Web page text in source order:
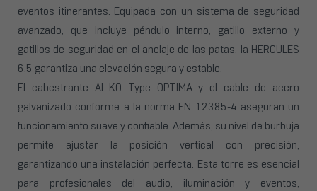
eventos itinerantes. Equipada con un sistema de seguridad
avanzado, que incluye péndulo interno, gatillo externo y
gatillos de seguridad en el anclaje de las patas, la HERCULES
6.5 garantiza una elevación segura y estable.
El cabestrante AL-KO Type OPTIMA y el cable de acero
galvanizado conforme a la norma EN 12385-4 aseguran un
funcionamiento suave y confiable. Además, su nivel de burbuja
permite ajustar la posición vertical con precisión,
garantizando una instalación perfecta. Esta torre es esencial
para profesionales del audio, iluminación y eventos,